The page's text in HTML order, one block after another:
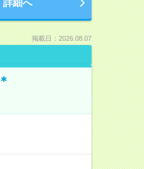
詳細へ
掲載日：2026.08.07